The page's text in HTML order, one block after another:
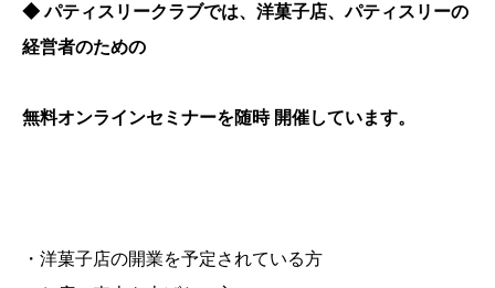
◆ パティスリークラブでは、洋菓子店、パティスリーの
経営者のための
無料オンラインセミナーを随時 開催しています。
・洋菓子店の開業を予定されている方